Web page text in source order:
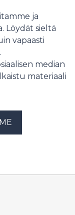
ja
Löydät sieltä
vapaasti
median
materiaali